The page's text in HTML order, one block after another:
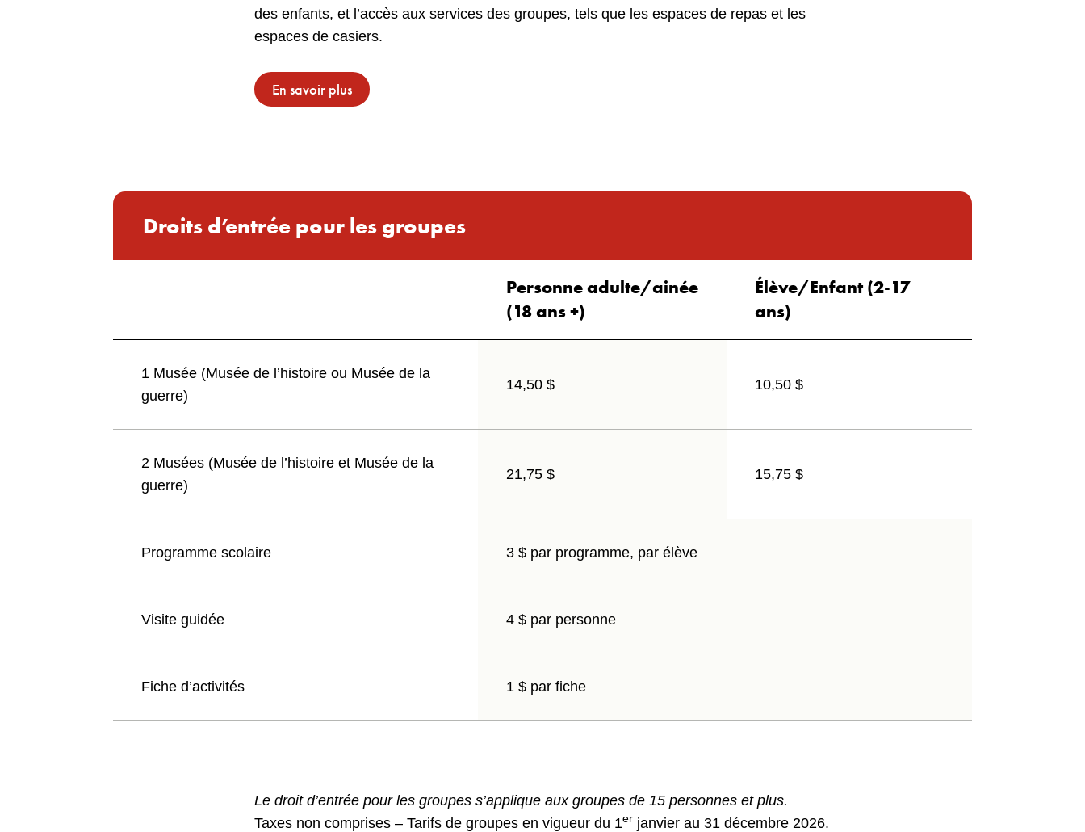
des enfants, et l’accès aux services des groupes, tels que les espaces de repas et les
espaces de casiers.
En savoir plus
Droits d’entrée pour les groupes
Personne adulte/ainée
(18 ans +)
Élève/Enfant (2-17
ans)
1 Musée (Musée de l’histoire ou Musée de la
guerre)
14,50 $ 10,50 $
2 Musées (Musée de l’histoire et Musée de la
guerre)
21,75 $ 15,75 $
Programme scolaire 3 $ par programme, par élève
Visite guidée 4 $ par personne
Fiche d’activités 1 $ par fiche
Le droit d’entrée pour les groupes s’applique aux groupes de 15 personnes et plus.
Taxes non comprises – Tarifs de groupes en vigueur du 1er janvier au 31 décembre 2026.